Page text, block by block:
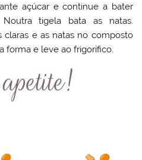
açúcar e continue a bater
tigela bata as natas.
claras e as natas no composto
forma e leve ao frigorífico.